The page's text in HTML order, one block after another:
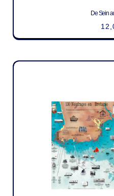
De Sein